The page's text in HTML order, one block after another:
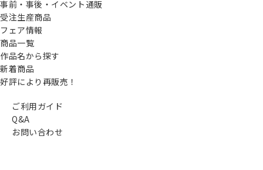
事前・事後・イベント通販
受注生産商品
フェア情報
商品一覧
作品名から探す
新着商品
好評により再販売！
ご利用ガイド
Q&A
お問い合わせ